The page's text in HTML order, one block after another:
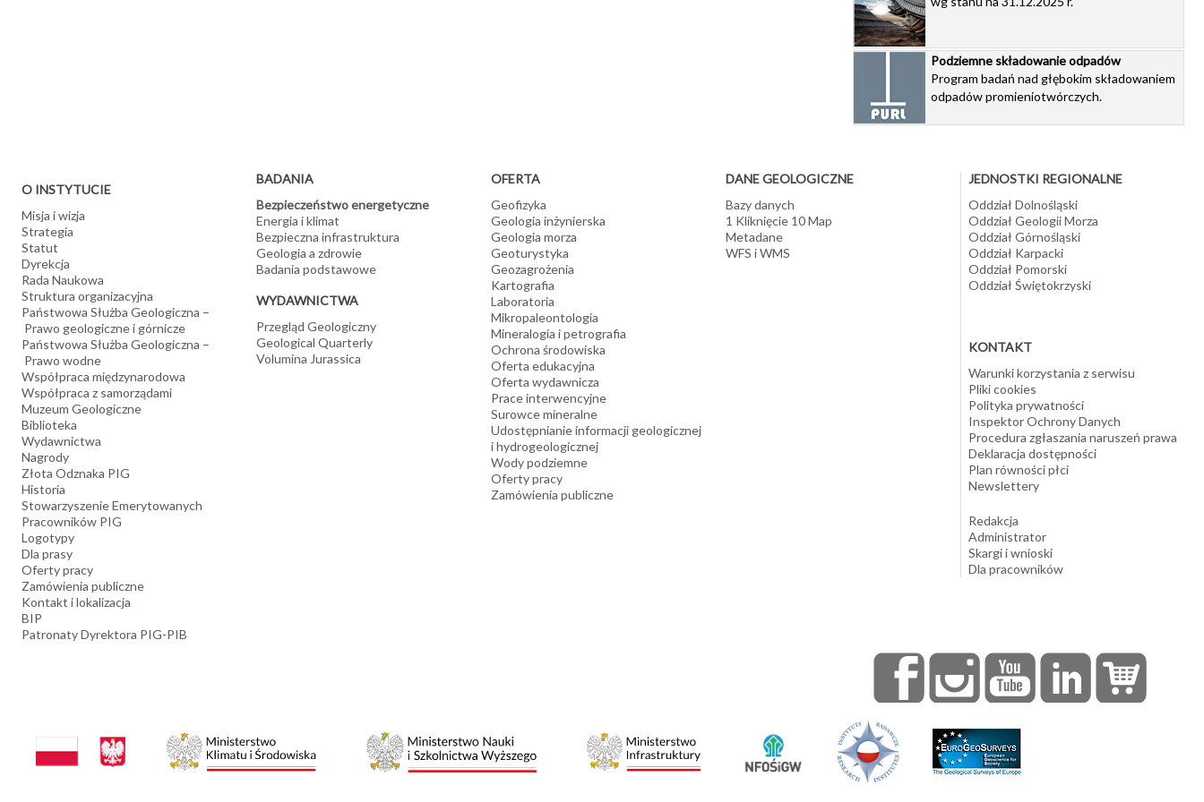
Podziemne składowanie odpadów
Program badań nad głębokim składowaniem
odpadów promieniotwórczych.
O INSTYTUCIE
Misja i wizja
Strategia
Statut
Dyrekcja
Rada Naukowa
Struktura organizacyjna
Państwowa Służba Geologiczna –
Prawo geologiczne i górnicze
Państwowa Służba Geologiczna –
Prawo wodne
Współpraca międzynarodowa
Współpraca z samorządami
Muzeum Geologiczne
Biblioteka
Wydawnictwa
Nagrody
Złota Odznaka PIG
Historia
Stowarzyszenie Emerytowanych
Pracowników PIG
Logotypy
Dla prasy
Oferty pracy
Zamówienia publiczne
Kontakt i lokalizacja
BIP
Patronaty Dyrektora PIG-PIB
BADANIA
Bezpieczeństwo energetyczne
Energia i klimat
Bezpieczna infrastruktura
Geologia a zdrowie
Badania podstawowe
WYDAWNICTWA
Przegląd Geologiczny
Geological Quarterly
Volumina Jurassica
OFERTA
Geofizyka
Geologia inżynierska
Geologia morza
Geoturystyka
Geozagrożenia
Kartografia
Laboratoria
Mikropaleontologia
Mineralogia i petrografia
Ochrona środowiska
Oferta edukacyjna
Oferta wydawnicza
Prace interwencyjne
Surowce mineralne
Udostępnianie informacji geologicznej
i hydrogeologicznej
Wody podziemne
Oferty pracy
Zamówienia publiczne
DANE GEOLOGICZNE
Bazy danych
1 Kliknięcie 10 Map
Metadane
WFS i WMS
JEDNOSTKI REGIONALNE
Oddział Dolnośląski
Oddział Geologii Morza
Oddział Górnośląski
Oddział Karpacki
Oddział Pomorski
Oddział Świętokrzyski
KONTAKT
Warunki korzystania z serwisu
Pliki cookies
Polityka prywatności
Inspektor Ochrony Danych
Procedura zgłaszania naruszeń prawa
Deklaracja dostępności
Plan równości płci
Newslettery
Redakcja
Administrator
Skargi i wnioski
Dla pracowników